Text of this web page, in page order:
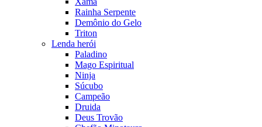
Rainha Serpente
Demônio do Gelo
Triton
Lenda herói
Paladino
Mago Espiritual
Ninja
Súcubo
Campeão
Druida
Deus Trovão